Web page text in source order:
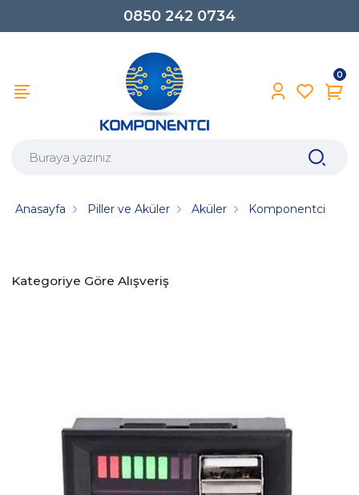
0850 242 0734
0
Anasayfa Piller ve Aküler Aküler Komponentci
Kategoriye Göre Alışveriş